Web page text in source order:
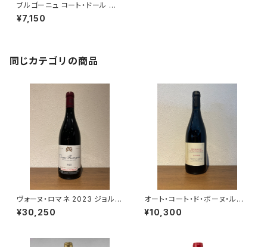
ブルゴーニュ コート・ドール ル
ージュ 2022 トロ・ボー 赤ワイ
ン ブルゴーニュ 750ml
¥7,150
同じカテゴリの商品
ヴォーヌ・ロマネ 2023 ジョルジ
ュ・ノエラ 赤ワイン フランス ブ
ルゴーニュ 750ml
¥30,250
オート・コート・ド・ボーヌ・ルー
ジュ レ・コテ 2022 ドメーヌ・
ド・カシオペ 赤ワイン ブルゴー
¥10,300